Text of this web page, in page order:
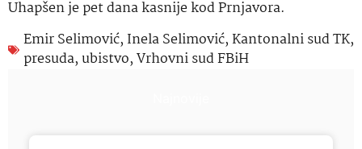
Uhapšen je pet dana kasnije kod Prnjavora.
Emir Selimović, Inela Selimović,Kantonalni sud TK,
presuda, ubistvo,Vrhovni sud FBiH